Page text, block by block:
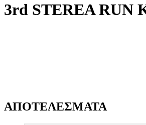
3rd STEREA RUN
ΑΠΟΤΕΛΕΣΜΑΤΑ